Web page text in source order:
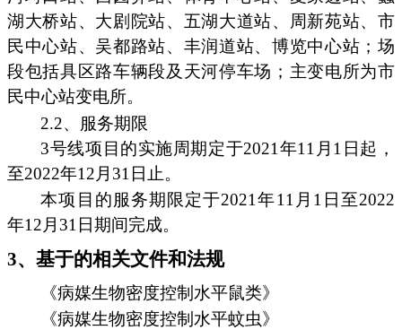
湖大桥站、大剧院站、五湖大道站、周新苑站、市
民中心站、吴都路站、丰润道站、博览中心站；场
段包括具区路车辆段及天河停车场；主变电所为市
民中心站变电所。
2.2、服务期限
3号线项目的实施周期定于2021年11月1日起，
至2022年12月31日止。
本项目的服务期限定于2021年11月1日至2022
年12月31日期间完成。
3、基于的相关文件和法规
《病媒生物密度控制水平鼠类》
《病媒生物密度控制水平蚊虫》